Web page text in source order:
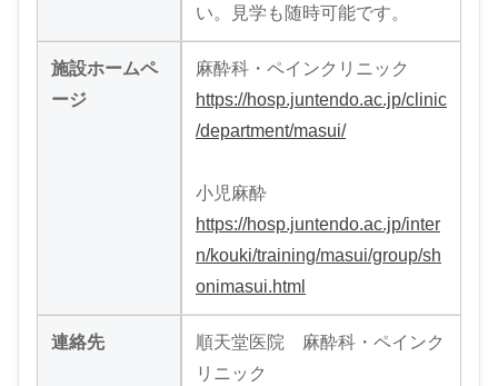
い。見学も随時可能です。
施設ホームペ
ージ
麻酔科・ペインクリニック
https://hosp.juntendo.ac.jp/clinic
/department/masui/
小児麻酔
https://hosp.juntendo.ac.jp/inter
n/kouki/training/masui/group/sh
onimasui.html
連絡先
順天堂医院 麻酔科・ペインク
リニック